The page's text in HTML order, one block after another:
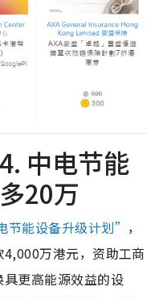
中电节能
20万
节能设备升级计划” ，
万港元，资助工商
更高能源效益的设